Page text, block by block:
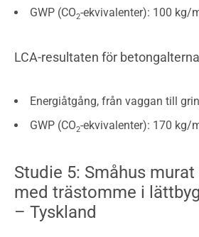
GWP (CO2-ekvivalenter): 100 kg/
LCA-resultaten för
Energiåtgång, från vaggan till
GWP (CO2-ekvivalenter): 170 kg/
Studie 5: Småhus
med trästomme i
– Tyskland